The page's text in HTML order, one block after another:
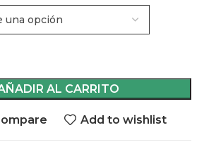
AL CARRITO
Add to wishlist